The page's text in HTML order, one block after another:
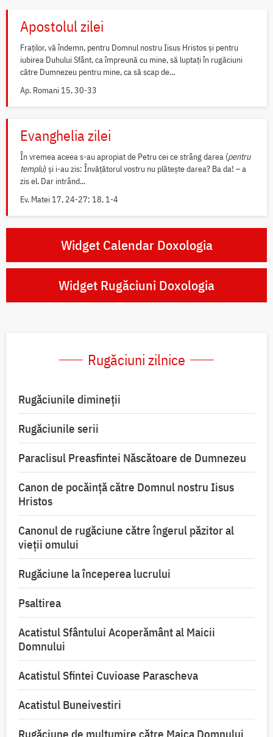
Apostolul zilei
Fraților, vă îndemn, pentru Domnul nostru Iisus Hristos și pentru
iubirea Duhului Sfânt, ca împreună cu mine, să luptați în rugăciuni
către Dumnezeu pentru mine, ca să scap de...
Ap. Romani 15, 30-33
Evanghelia zilei
În vremea aceea s-au apropiat de Petru cei ce strâng darea (pentru
templu) și i-au zis: Învățătorul vostru nu plătește darea? Ba da! – a
zis el. Dar intrând...
Ev. Matei 17, 24-27; 18, 1-4
Widget Calendar Doxologia
Widget Rugăciuni Doxologia
Rugăciuni zilnice
Rugăciunile dimineții
Rugăciunile serii
Paraclisul Preasfintei Născătoare de Dumnezeu
Canon de pocăință către Domnul nostru Iisus
Hristos
Canonul de rugăciune către îngerul păzitor al
vieții omului
Rugăciune la începerea lucrului
Psaltirea
Acatistul Sfântului Acoperământ al Maicii
Domnului
Acatistul Sfintei Cuvioase Parascheva
Acatistul Buneivestiri
Rugăciune de mulţumire către Maica Domnului